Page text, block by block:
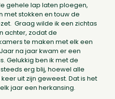
gehele lap laten ploegen,
met stokken en touw de
Graag wilde ik een zichtas
achter, zodat de
te maken met elk een
na jaar kwam er een
Gelukkig ben ik met de
erg blij, hoewel alle
uit zijn geweest. Dat is het
jaar een herkansing.